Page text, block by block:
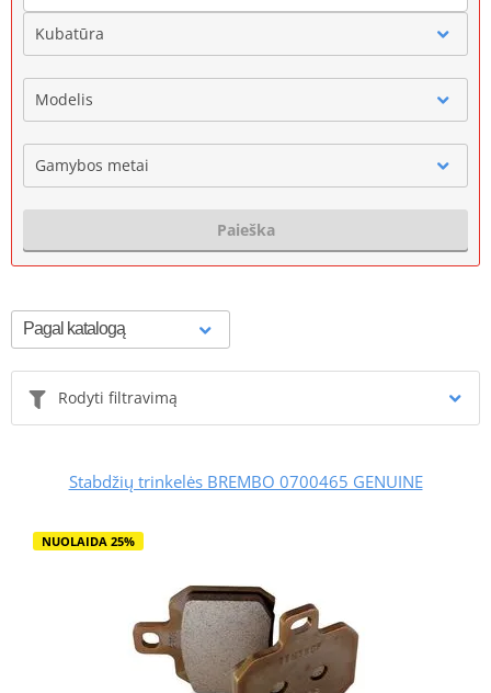
Kubatūra
Modelis
Gamybos metai
Paieška
Rodyti filtravimą
Stabdžių trinkelės BREMBO 0700465 GENUINE
NUOLAIDA 25%